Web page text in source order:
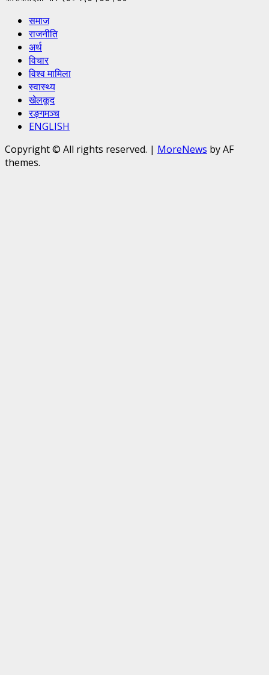
समाज
राजनीति
अर्थ
विचार
विश्व मामिला
स्वास्थ्य
खेलकूद
रङ्गमञ्च
ENGLISH
Copyright © All rights reserved. | MoreNews by AF
themes.